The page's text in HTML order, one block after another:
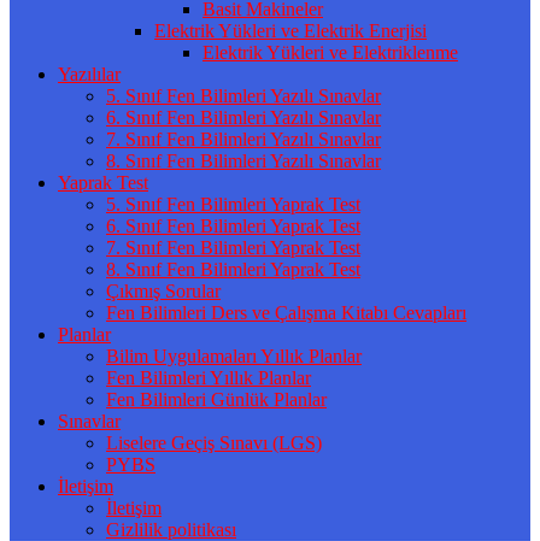
Basit Makineler
Elektrik Yükleri ve Elektrik Enerjisi
Elektrik Yükleri ve Elektriklenme
Yazılılar
5. Sınıf Fen Bilimleri Yazılı Sınavlar
6. Sınıf Fen Bilimleri Yazılı Sınavlar
7. Sınıf Fen Bilimleri Yazılı Sınavlar
8. Sınıf Fen Bilimleri Yazılı Sınavlar
Yaprak Test
5. Sınıf Fen Bilimleri Yaprak Test
6. Sınıf Fen Bilimleri Yaprak Test
7. Sınıf Fen Bilimleri Yaprak Test
8. Sınıf Fen Bilimleri Yaprak Test
Çıkmış Sorular
Fen Bilimleri Ders ve Çalışma Kitabı Cevapları
Planlar
Bilim Uygulamaları Yıllık Planlar
Fen Bilimleri Yıllık Planlar
Fen Bilimleri Günlük Planlar
Sınavlar
Liselere Geçiş Sınavı (LGS)
PYBS
İletişim
İletişim
Gizlilik politikası